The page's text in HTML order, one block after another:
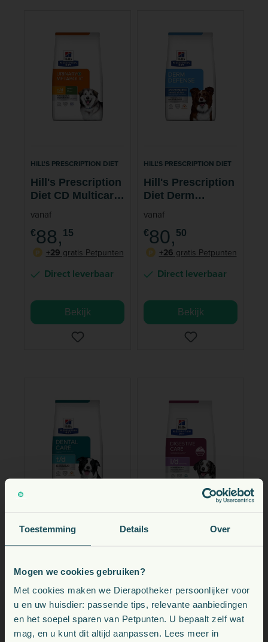
Toestemming Details Over
Mogen we cookies gebruiken?
Met cookies maken we Dierapotheker persoonlijker voor
u en uw huisdier: passende tips, relevante aanbiedingen
en het soepel sparen van Petpunten. U bepaalt zelf wat
mag, en u kunt dit altijd aanpassen. Lees meer in
HILL'S PRESCRIPTION DIET
Hill's Prescription
Diet CD Multicare
+ Metabolic
Care Hondenvoer
vanaf
€88, 15
P
+29 gratis Petpunten
Direct leverbaar
Bekijk
HILL'S PRESCRIPTION DIET
Hill's Prescription
Diet Derm
Defense Skin
Kip
vanaf
€80, 50
P
+26 gratis Petpunten
Direct leverbaar
Bekijk
HILL'S PRESCRIPTION DIET
Hill's Prescription
Care Hondenvoer
Kip
79, 35
P
+26gratis Petpunten
HILL'S PRESCRIPTION DIET
Digestive Care
Hondenvoer Ei &
Rijst
86, 20
P
+28gratis Petpunten
Kies uw land: